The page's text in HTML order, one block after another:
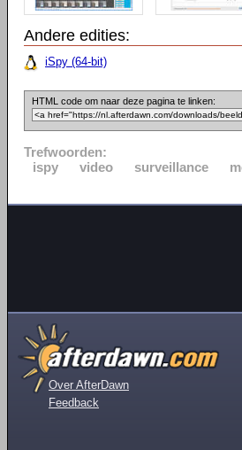
Andere edities:
iSpy (64-bit)
HTML code om naar deze pagina te linken:
Trefwoorden:
ispy
video surveillance
Over AfterDawn
Feedback